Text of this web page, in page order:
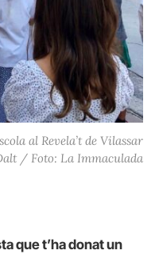
al Revela’t de Vilassar
/ Foto: La Immaculada
que t’ha donat un